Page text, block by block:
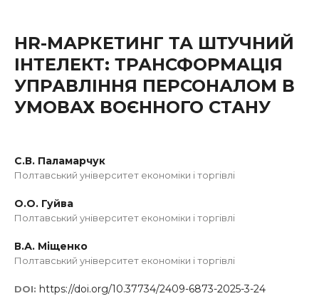
HR-МАРКЕТИНГ ТА ШТУЧНИЙ
ІНТЕЛЕКТ: ТРАНСФОРМАЦІЯ
УПРАВЛІННЯ ПЕРСОНАЛОМ В
УМОВАХ ВОЄННОГО СТАНУ
С.В. Паламарчук
Полтавський університет економіки і торгівлі
О.О. Гуйва
Полтавський університет економіки і торгівлі
В.А. Міщенко
Полтавський університет економіки і торгівлі
DOI: https://doi.org/10.37734/2409-6873-2025-3-24